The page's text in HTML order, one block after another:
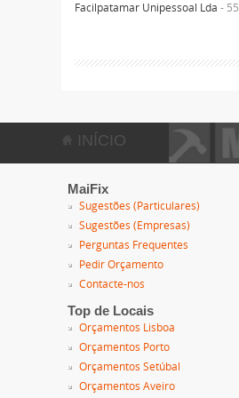
Facilpatamar Unipessoal Lda -
INÍCIO
MaiFix
Sugestões (Particulares)
Sugestões (Empresas)
Perguntas Frequentes
Pedir Orçamento
Contacte-nos
Top de Locais
Orçamentos Lisboa
Orçamentos Porto
Orçamentos Setúbal
Orçamentos Aveiro